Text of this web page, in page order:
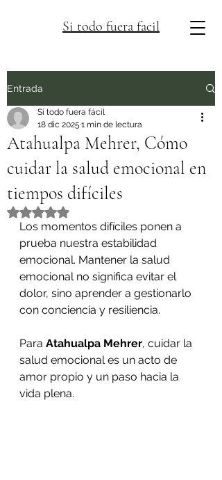
Si todo fuera facil
Entrada
Atahualpa Mehrer, Cómo
cuidar la salud emocional en
tiempos difíciles
Si todo fuera fácil
18 dic 2025 1 min de lectura
Obtuvo NaN de 5 estrellas.
Los momentos difíciles ponen a
prueba nuestra estabilidad
emocional. Mantener la salud
emocional no significa evitar el
dolor, sino aprender a gestionarlo
con conciencia y resiliencia.
Para Atahualpa Mehrer, cuidar la
salud emocional es un acto de
amor propio y un paso hacia la
vida plena.